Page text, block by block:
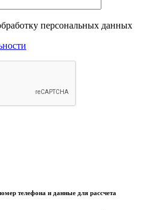
персональных данных
телефона и данные для рассчета